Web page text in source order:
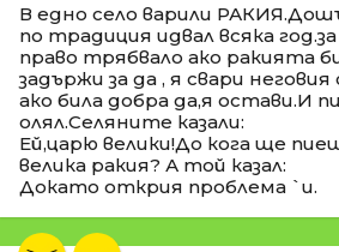
В едно село варили
по традиция идвал всяка
право трябвало ако ракията
задържи за да , я свари неговия
ако била добра да,я остави.И
олял.Селяните казали:
Ей,царю велики!До кога ще
велика ракия? А той казал:
Докато открия проблема `и.